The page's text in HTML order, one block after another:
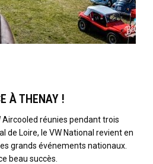
À THENAY !
Aircooled réunies pendant trois
de Loire, le VW National revient en
grands événements nationaux.
beau succès.